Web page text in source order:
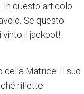
In questo articolo
Se questo
il jackpot!
della Matrice. Il suo
riflette